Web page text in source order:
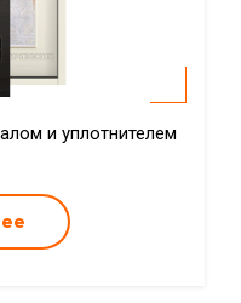
и уплотнителем